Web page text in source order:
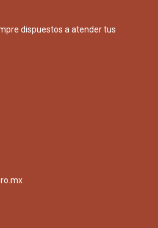
dispuestos a atender tus